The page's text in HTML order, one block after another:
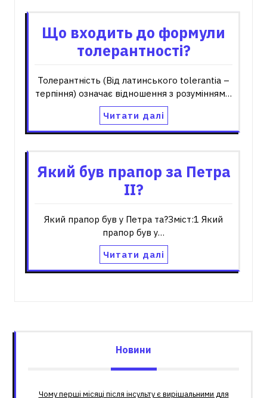
Що входить до формули
толерантності?
Толерантність (Від латинського tolerantia –
терпіння) означає відношення з розумінням…
Читати далі
Який був прапор за Петра
II?
Який прапор був у Петра та?Зміст:1 Який
прапор був у…
Читати далі
Новини
Чому перші місяці після інсульту є вирішальними для